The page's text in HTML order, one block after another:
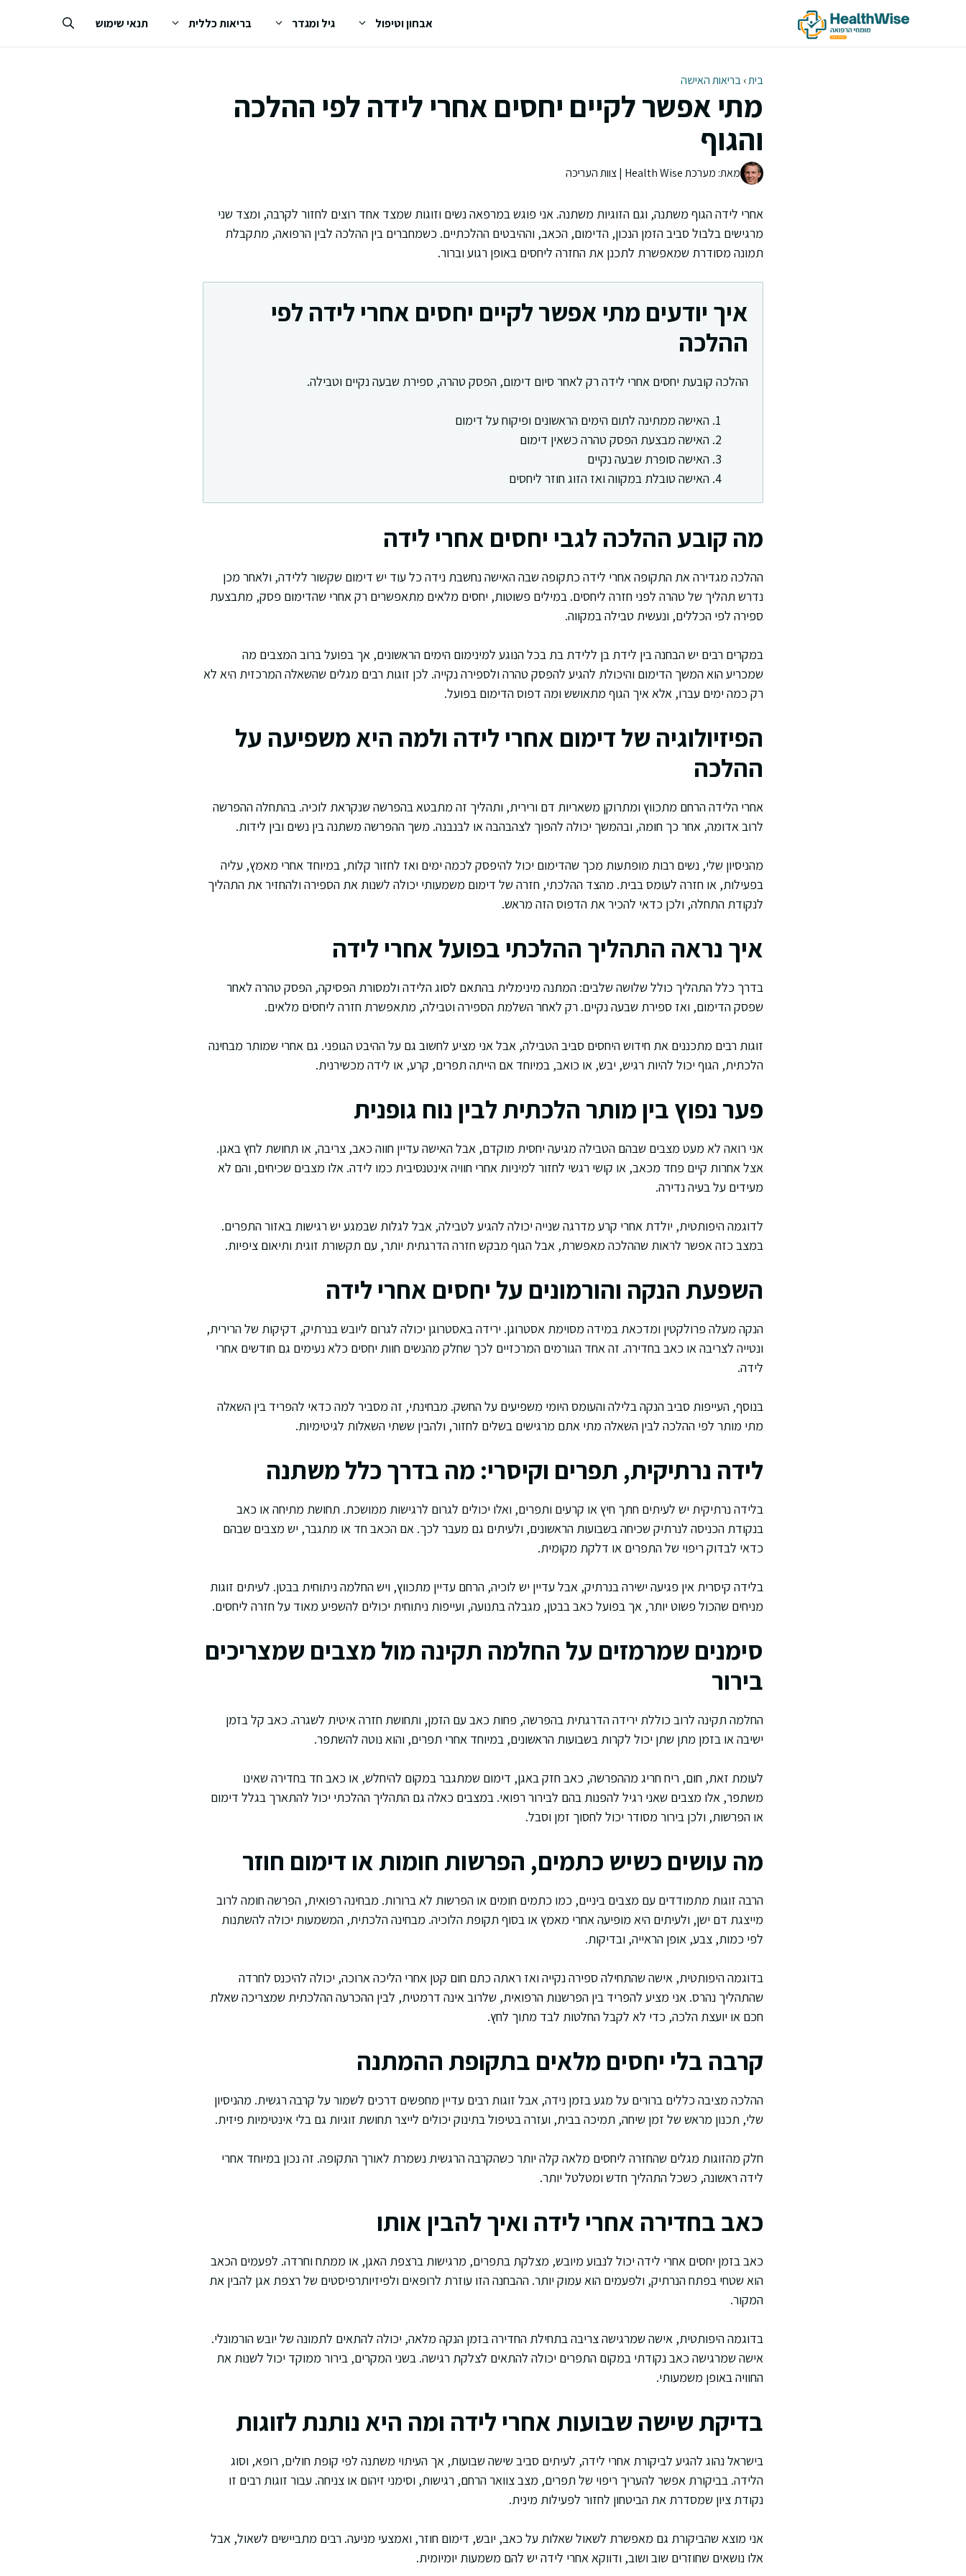
אבחון וטיפול גיל ומגדר בריאות כללית תנאי שימוש
בית›בריאות האישה
מתי אפשר לקיים יחסים אחרי לידה לפי ההלכה
והגוף
מאת: מערכת Health Wise | צוות העריכה
אחרי לידה הגוף משתנה, וגם הזוגיות משתנה. אני פוגש במרפאה נשים וזוגות שמצד אחד רוצים לחזור לקרבה, ומצד שני
מרגישים בלבול סביב הזמן הנכון, הדימום, הכאב, וההיבטים ההלכתיים. כשמחברים בין ההלכה לבין הרפואה, מתקבלת
תמונה מסודרת שמאפשרת לתכנן את החזרה ליחסים באופן רגוע וברור.
איך יודעים מתי אפשר לקיים יחסים אחרי לידה לפי
ההלכה
ההלכה קובעת יחסים אחרי לידה רק לאחר סיום דימום, הפסק טהרה, ספירת שבעה נקיים וטבילה.
האישה ממתינה לתום הימים הראשונים ופיקוח על דימום
האישה מבצעת הפסק טהרה כשאין דימום
האישה סופרת שבעה נקיים
האישה טובלת במקווה ואז הזוג חוזר ליחסים
מה קובע ההלכה לגבי יחסים אחרי לידה
ההלכה מגדירה את התקופה אחרי לידה כתקופה שבה האישה נחשבת נידה כל עוד יש דימום שקשור ללידה, ולאחר מכן
נדרש תהליך של טהרה לפני חזרה ליחסים. במילים פשוטות, יחסים מלאים מתאפשרים רק אחרי שהדימום פסק, מתבצעת
ספירה לפי הכללים, ונעשית טבילה במקווה.
במקרים רבים יש הבחנה בין לידת בן ללידת בת בכל הנוגע למינימום הימים הראשונים, אך בפועל ברוב המצבים מה
שמכריע הוא המשך הדימום והיכולת להגיע להפסק טהרה ולספירה נקייה. לכן זוגות רבים מגלים שהשאלה המרכזית היא לא
רק כמה ימים עברו, אלא איך הגוף מתאושש ומה דפוס הדימום בפועל.
הפיזיולוגיה של דימום אחרי לידה ולמה היא משפיעה על
ההלכה
אחרי הלידה הרחם מתכווץ ומתרוקן משאריות דם ורירית, ותהליך זה מתבטא בהפרשה שנקראת לוכיה. בהתחלה ההפרשה
לרוב אדומה, אחר כך חומה, ובהמשך יכולה להפוך לצהבהבה או לבנבנה. משך ההפרשה משתנה בין נשים ובין לידות.
מהניסיון שלי, נשים רבות מופתעות מכך שהדימום יכול להיפסק לכמה ימים ואז לחזור קלות, במיוחד אחרי מאמץ, עליה
בפעילות, או חזרה לעומס בבית. מהצד ההלכתי, חזרה של דימום משמעותי יכולה לשנות את הספירה ולהחזיר את התהליך
לנקודת התחלה, ולכן כדאי להכיר את הדפוס הזה מראש.
איך נראה התהליך ההלכתי בפועל אחרי לידה
בדרך כלל התהליך כולל שלושה שלבים: המתנה מינימלית בהתאם לסוג הלידה ולמסורת הפסיקה, הפסק טהרה לאחר
שפסק הדימום, ואז ספירת שבעה נקיים. רק לאחר השלמת הספירה וטבילה, מתאפשרת חזרה ליחסים מלאים.
זוגות רבים מתכננים את חידוש היחסים סביב הטבילה, אבל אני מציע לחשוב גם על ההיבט הגופני. גם אחרי שמותר מבחינה
הלכתית, הגוף יכול להיות רגיש, יבש, או כואב, במיוחד אם הייתה תפרים, קרע, או לידה מכשירנית.
פער נפוץ בין מותר הלכתית לבין נוח גופנית
אני רואה לא מעט מצבים שבהם הטבילה מגיעה יחסית מוקדם, אבל האישה עדיין חווה כאב, צריבה, או תחושת לחץ באגן.
אצל אחרות קיים פחד מכאב, או קושי רגשי לחזור למיניות אחרי חוויה אינטנסיבית כמו לידה. אלו מצבים שכיחים, והם לא
מעידים על בעיה נדירה.
לדוגמה היפותטית, יולדת אחרי קרע מדרגה שנייה יכולה להגיע לטבילה, אבל לגלות שבמגע יש רגישות באזור התפרים.
במצב כזה אפשר לראות שההלכה מאפשרת, אבל הגוף מבקש חזרה הדרגתית יותר, עם תקשורת זוגית ותיאום ציפיות.
השפעת הנקה והורמונים על יחסים אחרי לידה
הנקה מעלה פרולקטין ומדכאת במידה מסוימת אסטרוגן. ירידה באסטרוגן יכולה לגרום ליובש בנרתיק, דקיקות של הרירית,
ונטייה לצריבה או כאב בחדירה. זה אחד הגורמים המרכזיים לכך שחלק מהנשים חוות יחסים כלא נעימים גם חודשים אחרי
לידה.
בנוסף, העייפות סביב הנקה בלילה והעומס היומי משפיעים על החשק. מבחינתי, זה מסביר למה כדאי להפריד בין השאלה
מתי מותר לפי ההלכה לבין השאלה מתי אתם מרגישים בשלים לחזור, ולהבין ששתי השאלות לגיטימיות.
לידה נרתיקית, תפרים וקיסרי: מה בדרך כלל משתנה
בלידה נרתיקית יש לעיתים חתך חיץ או קרעים ותפרים, ואלו יכולים לגרום לרגישות ממושכת. תחושת מתיחה או כאב
בנקודת הכניסה לנרתיק שכיחה בשבועות הראשונים, ולעיתים גם מעבר לכך. אם הכאב חד או מתגבר, יש מצבים שבהם
כדאי לבדוק ריפוי של התפרים או דלקת מקומית.
בלידה קיסרית אין פגיעה ישירה בנרתיק, אבל עדיין יש לוכיה, הרחם עדיין מתכווץ, ויש החלמה ניתוחית בבטן. לעיתים זוגות
מניחים שהכול פשוט יותר, אך בפועל כאב בבטן, מגבלה בתנועה, ועייפות ניתוחית יכולים להשפיע מאוד על חזרה ליחסים.
סימנים שמרמזים על החלמה תקינה מול מצבים שמצריכים
בירור
החלמה תקינה לרוב כוללת ירידה הדרגתית בהפרשה, פחות כאב עם הזמן, ותחושת חזרה איטית לשגרה. כאב קל בזמן
ישיבה או בזמן מתן שתן יכול לקרות בשבועות הראשונים, במיוחד אחרי תפרים, והוא נוטה להשתפר.
לעומת זאת, חום, ריח חריג מההפרשה, כאב חזק באגן, דימום שמתגבר במקום להיחלש, או כאב חד בחדירה שאינו
משתפר, אלו מצבים שאני רגיל להפנות בהם לבירור רפואי. במצבים כאלה גם התהליך ההלכתי יכול להתארך בגלל דימום
או הפרשות, ולכן בירור מסודר יכול לחסוך זמן וסבל.
מה עושים כשיש כתמים, הפרשות חומות או דימום חוזר
הרבה זוגות מתמודדים עם מצבים ביניים, כמו כתמים חומים או הפרשות לא ברורות. מבחינה רפואית, הפרשה חומה לרוב
מייצגת דם ישן, ולעיתים היא מופיעה אחרי מאמץ או בסוף תקופת הלוכיה. מבחינה הלכתית, המשמעות יכולה להשתנות
לפי כמות, צבע, אופן הראייה, ובדיקות.
בדוגמה היפותטית, אישה שהתחילה ספירה נקייה ואז ראתה כתם חום קטן אחרי הליכה ארוכה, יכולה להיכנס לחרדה
שהתהליך נהרס. אני מציע להפריד בין הפרשנות הרפואית, שלרוב אינה דרמטית, לבין ההכרעה ההלכתית שמצריכה שאלת
חכם או יועצת הלכה, כדי לא לקבל החלטות לבד מתוך לחץ.
קרבה בלי יחסים מלאים בתקופת ההמתנה
ההלכה מציבה כללים ברורים על מגע בזמן נידה, אבל זוגות רבים עדיין מחפשים דרכים לשמור על קרבה רגשית. מהניסיון
שלי, תכנון מראש של זמן שיחה, תמיכה בבית, ועזרה בטיפול בתינוק יכולים לייצר תחושת זוגיות גם בלי אינטימיות פיזית.
חלק מהזוגות מגלים שהחזרה ליחסים מלאה קלה יותר כשהקרבה הרגשית נשמרת לאורך התקופה. זה נכון במיוחד אחרי
לידה ראשונה, כשכל התהליך חדש ומטלטל יותר.
כאב בחדירה אחרי לידה ואיך להבין אותו
כאב בזמן יחסים אחרי לידה יכול לנבוע מיובש, מצלקת בתפרים, מרגישות ברצפת האגן, או ממתח וחרדה. לפעמים הכאב
הוא שטחי בפתח הנרתיק, ולפעמים הוא עמוק יותר. ההבחנה הזו עוזרת לרופאים ולפיזיותרפיסטים של רצפת אגן להבין את
המקור.
בדוגמה היפותטית, אישה שמרגישה צריבה בתחילת החדירה בזמן הנקה מלאה, יכולה להתאים לתמונה של יובש הורמונלי.
אישה שמרגישה כאב נקודתי במקום התפרים יכולה להתאים לצלקת רגישה. בשני המקרים, בירור ממוקד יכול לשנות את
החוויה באופן משמעותי.
בדיקת שישה שבועות אחרי לידה ומה היא נותנת לזוגות
בישראל נהוג להגיע לביקורת אחרי לידה, לעיתים סביב שישה שבועות, אך העיתוי משתנה לפי קופת חולים, רופא, וסוג
הלידה. בביקורת אפשר להעריך ריפוי של תפרים, מצב צוואר הרחם, רגישות, וסימני זיהום או צניחה. עבור זוגות רבים זו
נקודת ציון שמסדרת את הביטחון לחזור לפעילות מינית.
אני מוצא שהביקורת גם מאפשרת לשאול שאלות על כאב, יובש, דימום חוזר, ואמצעי מניעה. רבים מתביישים לשאול, אבל
אלו נושאים שחוזרים שוב ושוב, ודווקא אחרי לידה יש להם משמעות יומיומית.